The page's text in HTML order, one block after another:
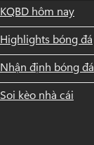
KQBD hôm nay
Highlights bóng đá
Nhận định bóng đá
Soi kèo nhà cái